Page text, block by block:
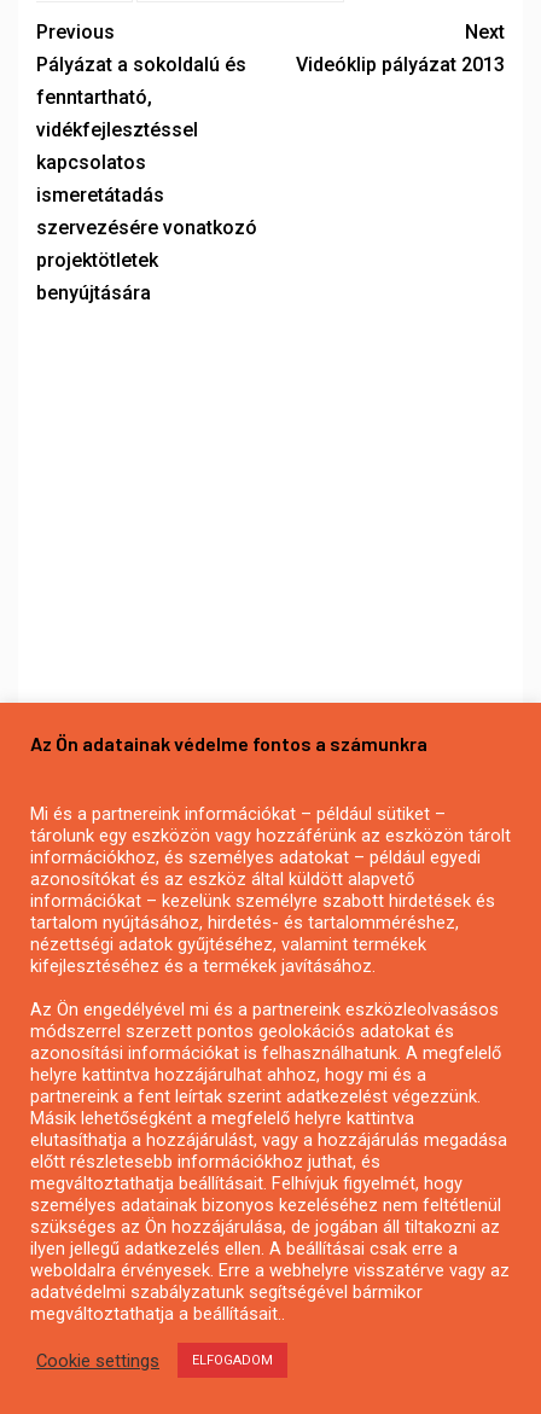
Previous
Pályázat a sokoldalú és
fenntartható,
vidékfejlesztéssel
kapcsolatos
ismeretátadás
szervezésére vonatkozó
projektötletek
benyújtására
Next
Videóklip pályázat 2013
KAP-RD42-1-25 – Vidéki
infrastruktúra fejlesztések
támogatása tanyákon –
tanyafejlesztési pályázat
PÁLYÁZAT KERESŐ
HÍRLEVÉL FELIRATKOZÁS
Az Ön adatainak védelme fontos a számunkra
Mi és a partnereink információkat – például sütiket –
tárolunk egy eszközön vagy hozzáférünk az eszközön tárolt
információkhoz, és személyes adatokat – például egyedi
azonosítókat és az eszköz által küldött alapvető
információkat – kezelünk személyre szabott hirdetések és
tartalom nyújtásához, hirdetés- és tartalomméréshez,
nézettségi adatok gyűjtéséhez, valamint termékek
kifejlesztéséhez és a termékek javításához.
Az Ön engedélyével mi és a partnereink eszközleolvasásos
módszerrel szerzett pontos geolokációs adatokat és
azonosítási információkat is felhasználhatunk. A megfelelő
helyre kattintva hozzájárulhat ahhoz, hogy mi és a
partnereink a fent leírtak szerint adatkezelést végezzünk.
Másik lehetőségként a megfelelő helyre kattintva
elutasíthatja a hozzájárulást, vagy a hozzájárulás megadása
előtt részletesebb információkhoz juthat, és
megváltoztathatja beállításait. Felhívjuk figyelmét, hogy
személyes adatainak bizonyos kezeléséhez nem feltétlenül
szükséges az Ön hozzájárulása, de jogában áll tiltakozni az
ilyen jellegű adatkezelés ellen. A beállításai csak erre a
weboldalra érvényesek. Erre a webhelyre visszatérve vagy az
adatvédelmi szabályzatunk segítségével bármikor
megváltoztathatja a beállításait..
Cookie settings ELFOGADOM